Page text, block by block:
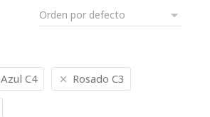
Azul C4 Rosado C3